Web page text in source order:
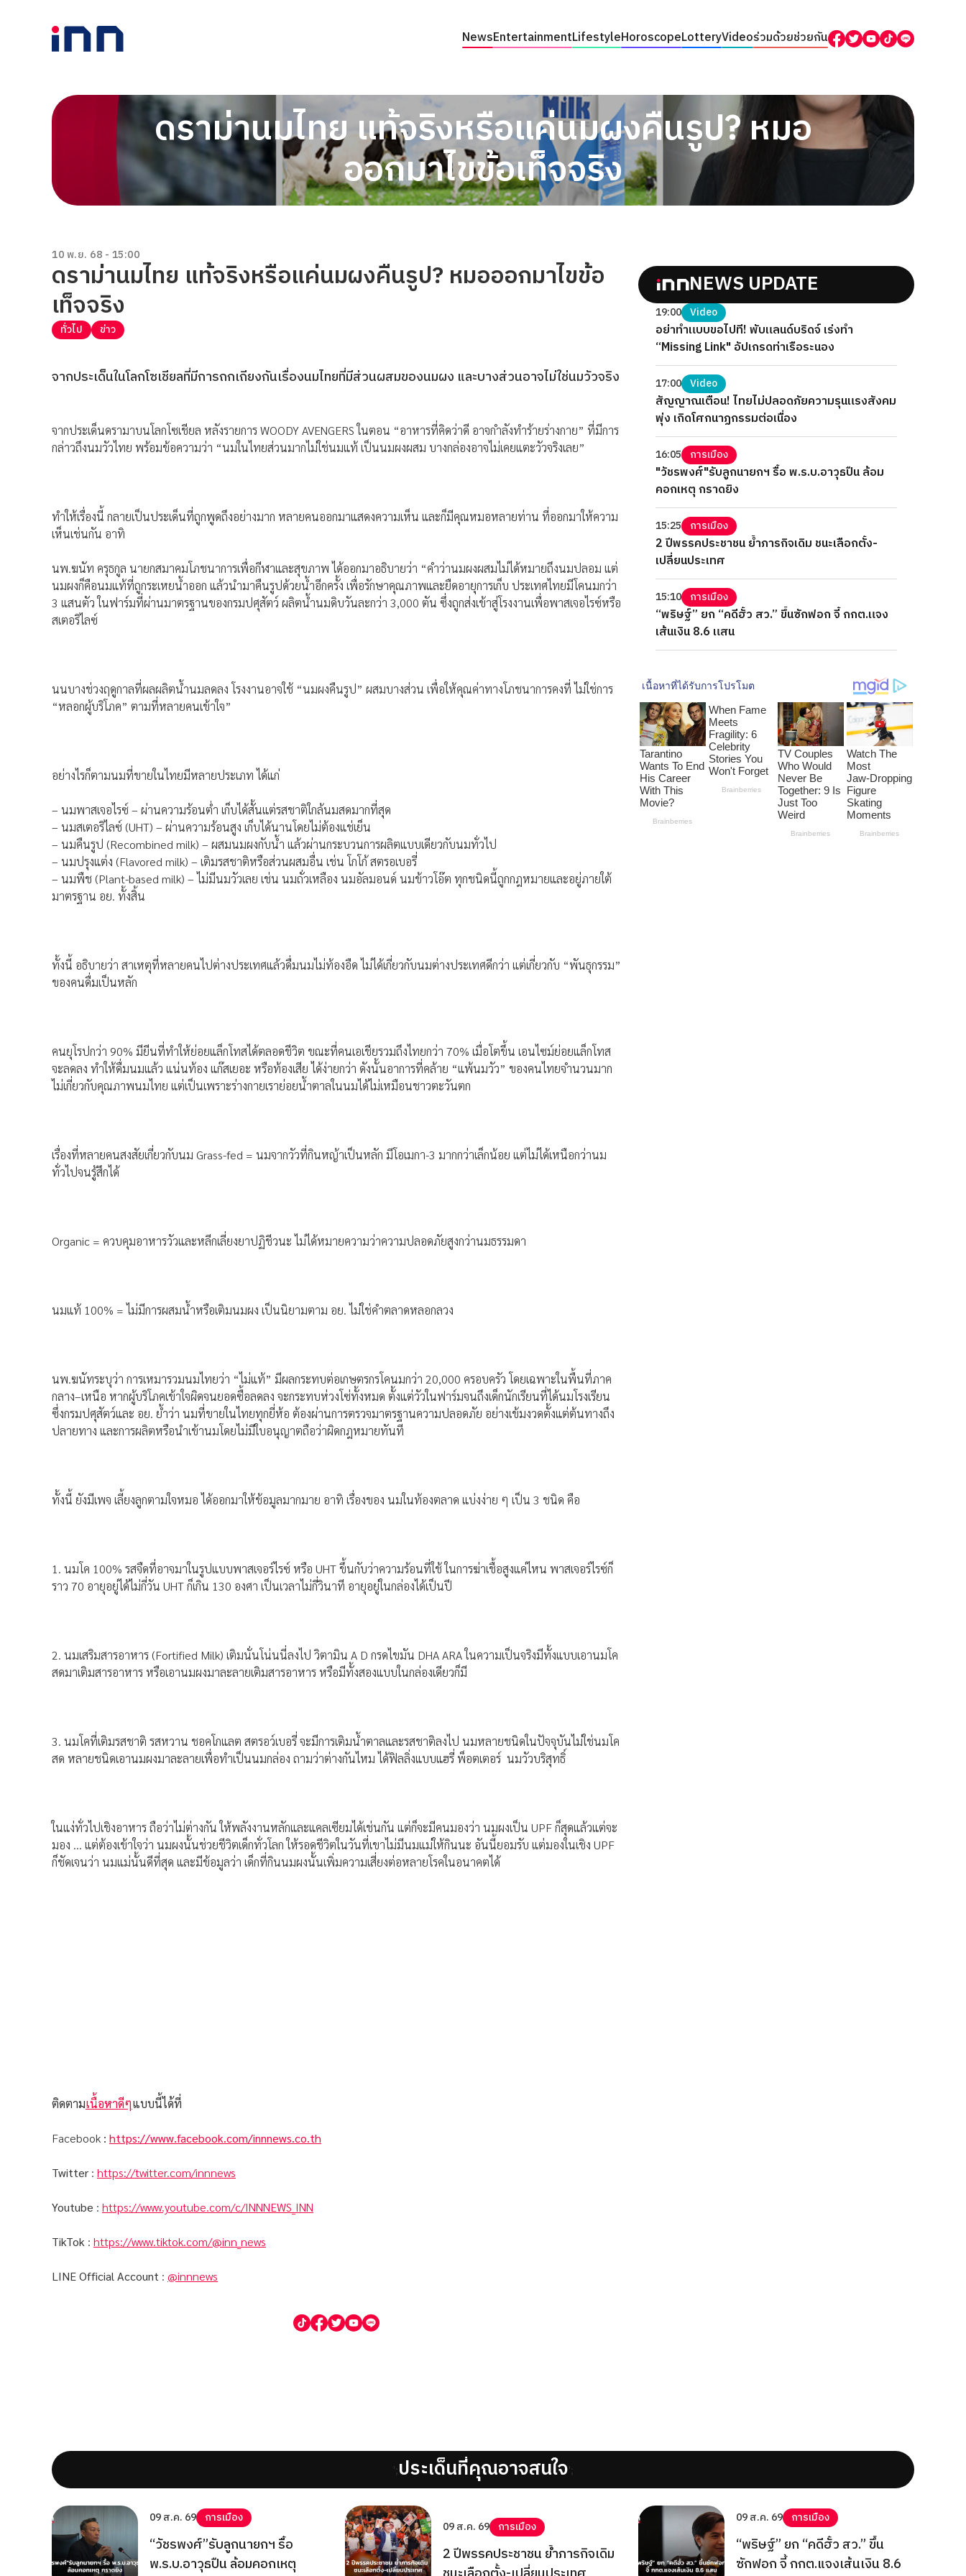
NewsEntertainmentLifestyleHoroscopeLotteryVideoร่วมด้วยช่วยกัน
ดราม่านมไทย แท้จริงหรือแค่นมผงคืนรูป? หมอ
ออกมาไขข้อเท็จจริง
10 พ.ย. 68 - 15:00
ดราม่านมไทย แท้จริงหรือแค่นมผงคืนรูป? หมอออกมาไขข้อ
เท็จจริง
ทั่วไป ข่าว
จากประเด็นในโลกโซเชียลที่มีการถกเถียงกันเรื่องนมไทยที่มีส่วนผสมของนมผง และบางส่วนอาจไม่ใช่นมวัวจริง
จากประเด็นดรามาบนโลกโซเชียล หลังรายการ WOODY AVENGERS ในตอน “อาหารที่คิดว่าดี อาจกำลังทำร้ายร่างกาย” ที่มีการ
กล่าวถึงนมวัวไทย พร้อมข้อความว่า “นมในไทยส่วนมากไม่ใช่นมแท้ เป็นนมผงผสม บางกล่องอาจไม่เคยแตะวัวจริงเลย”
ทำให้เรื่องนี้ กลายเป็นประเด็นที่ถูกพูดถึงอย่างมาก หลายคนออกมาแสดงความเห็น และก็มีคุณหมอหลายท่าน ที่ออกมาให้ความ
เห็นเช่นกัน อาทิ
นพ.ฆนัท ครุธกูล นายกสมาคมโภชนาการเพื่อกีฬาและสุขภาพ ได้ออกมาอธิบายว่า “คำว่านมผงผสมไม่ได้หมายถึงนมปลอม แต่
นมผงก็คือนมแท้ที่ถูกระเหยน้ำออก แล้วนำมาคืนรูปด้วยน้ำอีกครั้ง เพื่อรักษาคุณภาพและยืดอายุการเก็บ ประเทศไทยมีโคนมกว่า
3 แสนตัว ในฟาร์มที่ผ่านมาตรฐานของกรมปศุสัตว์ ผลิตน้ำนมดิบวันละกว่า 3,000 ตัน ซึ่งถูกส่งเข้าสู่โรงงานเพื่อพาสเจอไรซ์หรือ
สเตอริไลซ์
นนบางช่วงฤดูกาลที่ผลผลิตน้ำนมลดลง โรงงานอาจใช้ “นมผงคืนรูป” ผสมบางส่วน เพื่อให้คุณค่าทางโภชนาการคงที่ ไม่ใช่การ
“หลอกผู้บริโภค” ตามที่หลายคนเข้าใจ”
อย่างไรก็ตามนมที่ขายในไทยมีหลายประเภท ได้แก่
– นมพาสเจอไรซ์ – ผ่านความร้อนต่ำ เก็บได้สั้นแต่รสชาติใกล้นมสดมากที่สุด
– นมสเตอริไลซ์ (UHT) – ผ่านความร้อนสูง เก็บได้นานโดยไม่ต้องแช่เย็น
– นมคืนรูป (Recombined milk) – ผสมนมผงกับน้ำ แล้วผ่านกระบวนการผลิตแบบเดียวกับนมทั่วไป
– นมปรุงแต่ง (Flavored milk) – เติมรสชาติหรือส่วนผสมอื่น เช่น โกโก้ สตรอเบอรี่
– นมพืช (Plant-based milk) – ไม่มีนมวัวเลย เช่น นมถั่วเหลือง นมอัลมอนด์ นมข้าวโอ๊ต ทุกชนิดนี้ถูกกฎหมายและอยู่ภายใต้
มาตรฐาน อย. ทั้งสิ้น
ทั้งนี้ อธิบายว่า สาเหตุที่หลายคนไปต่างประเทศแล้วดื่มนมไม่ท้องอืด ไม่ได้เกี่ยวกับนมต่างประเทศดีกว่า แต่เกี่ยวกับ “พันธุกรรม”
ของคนดื่มเป็นหลัก
คนยุโรปกว่า 90% มียีนที่ทำให้ย่อยแล็กโทสได้ตลอดชีวิต ขณะที่คนเอเชียรวมถึงไทยกว่า 70% เมื่อโตขึ้น เอนไซม์ย่อยแล็กโทส
จะลดลง ทำให้ดื่มนมแล้ว แน่นท้อง แก๊สเยอะ หรือท้องเสีย ได้ง่ายกว่า ดังนั้นอาการที่คล้าย “แพ้นมวัว” ของคนไทยจำนวนมาก
ไม่เกี่ยวกับคุณภาพนมไทย แต่เป็นเพราะร่างกายเราย่อยน้ำตาลในนมได้ไม่เหมือนชาวตะวันตก
เรื่องที่หลายคนสงสัยเกี่ยวกับนม Grass-fed = นมจากวัวที่กินหญ้าเป็นหลัก มีโอเมกา-3 มากกว่าเล็กน้อย แต่ไม่ได้เหนือกว่านม
ทั่วไปจนรู้สึกได้
Organic = ควบคุมอาหารวัวและหลีกเลี่ยงยาปฏิชีวนะ ไม่ได้หมายความว่าความปลอดภัยสูงกว่านมธรรมดา
นมแท้ 100% = ไม่มีการผสมน้ำหรือเติมนมผง เป็นนิยามตาม อย. ไม่ใช่คำตลาดหลอกลวง
นพ.ฆนัทระบุว่า การเหมารวมนมไทยว่า “ไม่แท้” มีผลกระทบต่อเกษตรกรโคนมกว่า 20,000 ครอบครัว โดยเฉพาะในพื้นที่ภาค
กลาง–เหนือ หากผู้บริโภคเข้าใจผิดจนยอดซื้อลดลง จะกระทบห่วงโซ่ทั้งหมด ตั้งแต่วัวในฟาร์มจนถึงเด็กนักเรียนที่ได้นมโรงเรียน
ซึ่งกรมปศุสัตว์และ อย. ย้ำว่า นมที่ขายในไทยทุกยี่ห้อ ต้องผ่านการตรวจมาตรฐานความปลอดภัย อย่างเข้มงวดตั้งแต่ต้นทางถึง
ปลายทาง และการผลิตหรือนำเข้านมโดยไม่มีใบอนุญาตถือว่าผิดกฎหมายทันที
ทั้งนี้ ยังมีเพจ เลี้ยงลูกตามใจหมอ ได้ออกมาให้ข้อมูลมากมาย อาทิ เรื่องของ นมในท้องตลาด แบ่งง่าย ๆ เป็น 3 ชนิด คือ
1. นมโค 100% รสจืดที่อาจมาในรูปแบบพาสเจอร์ไรซ์ หรือ UHT ขึ้นกับว่าความร้อนที่ใช้ ในการฆ่าเชื้อสูงแค่ไหน พาสเจอร์ไรซ์ก็
ราว 70 อายุอยู่ได้ไม่กี่วัน UHT ก็เกิน 130 องศา เป็นเวลาไม่กี่วินาที อายุอยู่ในกล่องได้เป็นปี
2. นมเสริมสารอาหาร (Fortified Milk) เติมนั่นโน่นนี่ลงไป วิตามิน A D กรดไขมัน DHA ARA ในความเป็นจริงมีทั้งแบบเอานมโค
สดมาเติมสารอาหาร หรือเอานมผงมาละลายเติมสารอาหาร หรือมีทั้งสองแบบในกล่องเดียวก็มี
3. นมโคที่เติมรสชาติ รสหวาน ชอคโกแลต สตรอว์เบอรี่ จะมีการเติมน้ำตาลและรสชาติลงไป นมหลายชนิดในปัจจุบันไม่ใช่นมโค
สด หลายชนิดเอานมผงมาละลายเพื่อทำเป็นนมกล่อง ถามว่าต่างกันไหม ได้ฟิลลิ่งแบบแฮรี่ พ็อตเตอร์ นมวัวบริสุทธิ์
ในแง่ทั่วไปเชิงอาหาร ถือว่าไม่ต่างกัน ให้พลังงานหลักและแคลเซียมได้เช่นกัน แต่ก็จะมีคนมองว่า นมผงเป็น UPF ก็สุดแล้วแต่จะ
มอง … แต่ต้องเข้าใจว่า นมผงนั้นช่วยชีวิตเด็กทั่วโลก ให้รอดชีวิตในวันที่เขาไม่มีนมแม่ให้กินนะ อันนี้ยอมรับ แต่มองในเชิง UPF
ก็ชัดเจนว่า นมแม่นั้นดีที่สุด และมีข้อมูลว่า เด็กที่กินนมผงนั้นเพิ่มความเสี่ยงต่อหลายโรคในอนาคตได้
ติดตามเนื้อหาดีๆแบบนี้ได้ที่
Facebook : https://www.facebook.com/innnews.co.th
Twitter : https://twitter.com/innnews
Youtube : https://www.youtube.com/c/INNNEWS_INN
TikTok : https://www.tiktok.com/@inn_news
LINE Official Account : @innnews
NEWS UPDATE
19:00 Video
อย่าทำแบบขอไปที! พับแลนด์บริดจ์ เร่งทำ
“Missing Link" อัปเกรดท่าเรือระนอง
17:00 Video
สัญญาณเตือน! ไทยไม่ปลอดภัยความรุนแรงสังคม
พุ่ง เกิดโศกนาฏกรรมต่อเนื่อง
16:05 การเมือง
"วัชรพงศ์"รับลูกนายกฯ รื้อ พ.ร.บ.อาวุธปืน ล้อม
คอกเหตุ กราดยิง
15:25 การเมือง
2 ปีพรรคประชาชน ย้ำภารกิจเดิม ชนะเลือกตั้ง-
เปลี่ยนประเทศ
15:10 การเมือง
“พริษฐ์” ยก “คดีฮั้ว สว.” ขึ้นซักฟอก จี้ กกต.แจง
เส้นเงิน 8.6 แสน
';ประเด็นที่คุณอาจสนใจ';
09 ส.ค. 69 การเมือง
“วัชรพงศ์”รับลูกนายกฯ รื้อ
พ.ร.บ.อาวุธปืน ล้อมคอกเหตุ
09 ส.ค. 69 การเมือง
2 ปีพรรคประชาชน ย้ำภารกิจเดิม
09 ส.ค. 69 การเมือง
“พริษฐ์” ยก “คดีฮั้ว สว.” ขึ้น
ซักฟอก จี้ กกต.แจงเส้นเงิน 8.6